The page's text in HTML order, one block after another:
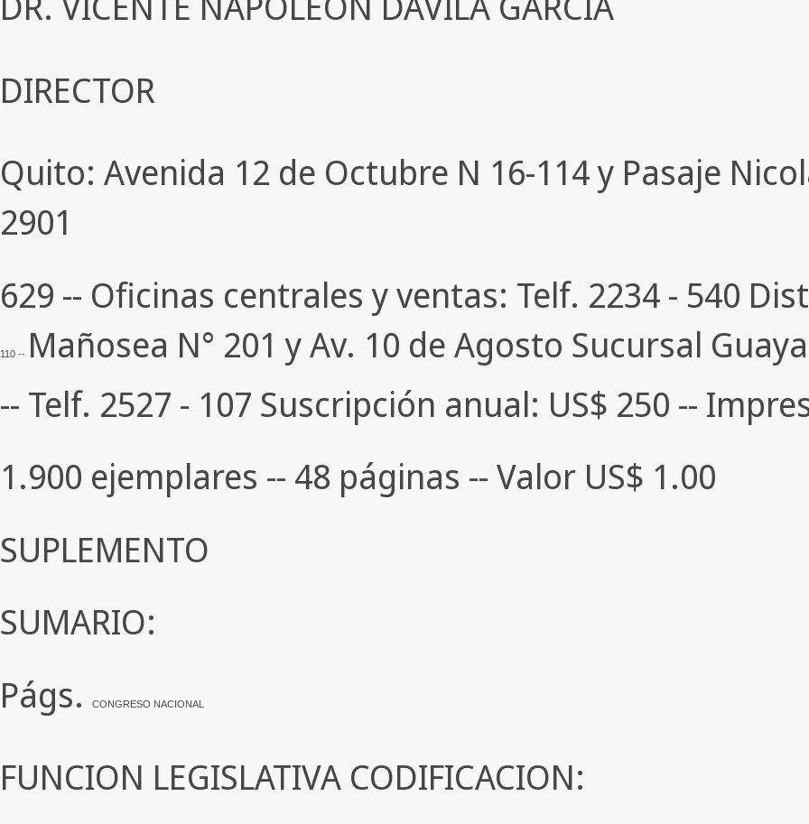
DIRECTOR
Quito: Avenida 12 de Octubre N 16-114 y Pasaje
2901 ­
629 -- Oficinas centrales y ventas: Telf. 2234 - 540
110 -- Mañosea N° 201 y Av. 10 de Agosto Sucursal
-- Telf. 2527 - 107 Suscripción anual: US$ 250 --
1.900 ejemplares -- 48 páginas -- Valor US$ 1.00
SUPLEMENTO
SUMARIO:
Págs.
CONGRESO NACIONAL
FUNCION LEGISLATIVA CODIFICACION: